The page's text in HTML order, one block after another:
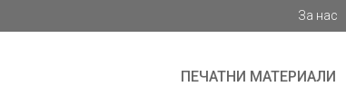
За нас
ПЕЧАТНИ МАТЕРИАЛИ